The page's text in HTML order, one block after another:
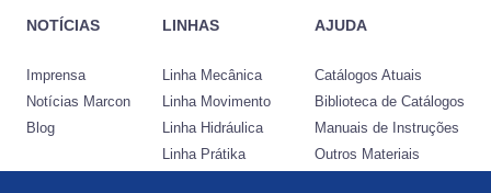
NOTÍCIAS
Imprensa
Notícias Marcon
Blog
LINHAS
Linha Mecânica
Linha Movimento
Linha Hidráulica
Linha Prátika
AJUDA
Catálogos Atuais
Biblioteca de Catálogos
Manuais de Instruções
Outros Materiais